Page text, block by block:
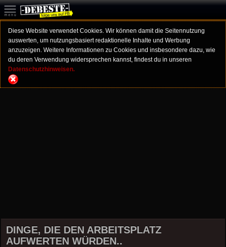
Diese Website verwendet Cookies. Wir können damit die Seitennutzung
auswerten, um nutzungsbasiert redaktionelle Inhalte und Werbung
anzuzeigen. Weitere Informationen zu Cookies und insbesondere dazu, wie
du deren Verwendung widersprechen kannst, findest du in unseren
Datenschutzhinweisen.
DINGE, DIE DEN ARBEITSPLATZ
AUFWERTEN WÜRDEN..